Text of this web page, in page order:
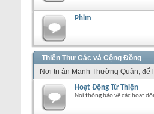
Phim
Thiên Thư Các và Cộng Đồng
Nơi tri ân Mạnh Thường Quân, để
Hoạt Động Từ Thiện
Nơi thông báo về các hoạt